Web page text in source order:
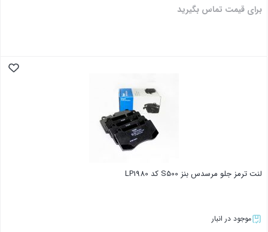
برای قیمت تماس بگیرید
لنت ترمز جلو مرسدس بنز S500 کد LP1980
موجود در انبار